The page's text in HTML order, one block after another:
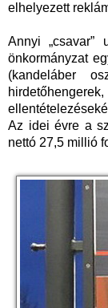
elhelyezett
Annyi
önkormányzat
(kandeláber
Az idei évre a
nettó 27,5 millió